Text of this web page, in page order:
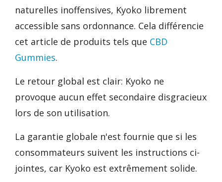
naturelles inoffensives, Kyoko librement
accessible sans ordonnance. Cela différencie
cet article de produits tels que CBD
Gummies.
Le retour global est clair: Kyoko ne
provoque aucun effet secondaire disgracieux
lors de son utilisation.
La garantie globale n'est fournie que si les
consommateurs suivent les instructions ci-
jointes, car Kyoko est extrêmement solide.